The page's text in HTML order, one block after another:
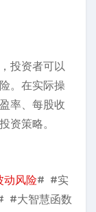
投资者可以
。在实际操
率、每股收
资策略。
动风险# #实
#大智慧函数